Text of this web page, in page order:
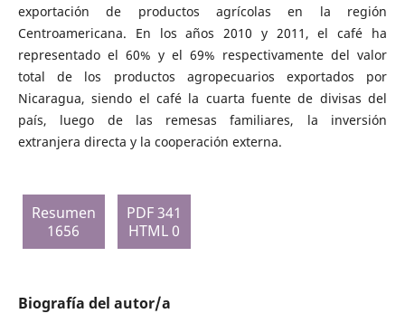
exportación de productos agrícolas en la región
Centroamericana. En los años 2010 y 2011, el café ha
representado el 60% y el 69% respectivamente del valor
total de los productos agropecuarios exportados por
Nicaragua, siendo el café la cuarta fuente de divisas del
país, luego de las remesas familiares, la inversión
extranjera directa y la cooperación externa.
Resumen
1656
PDF 341
HTML 0
Biografía del autor/a